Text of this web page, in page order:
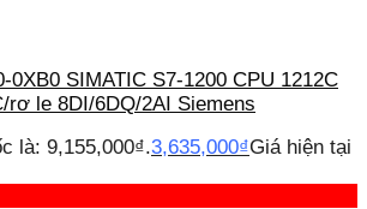
0XB0 SIMATIC S7-1200 CPU 1212C
rơ le 8DI/6DQ/2AI Siemens
là: 9,155,000₫.3,635,000₫Giá hiện tại